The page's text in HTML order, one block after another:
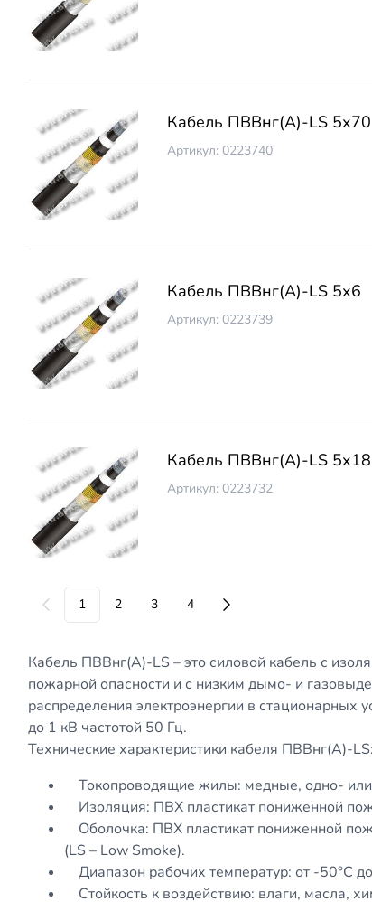
Кабель ПВВнг(А)-LS 5х70
Артикул: 0223740
Кабель ПВВнг(А)-LS 5х6
Артикул: 0223739
Кабель ПВВнг(А)-LS
Артикул: 0223732
1 2 3 4
Кабель ПВВнг(A)-LS – это силовой кабель с
пожарной опасности и с низким дымо- и
распределения электроэнергии в
до 1 кВ частотой 50 Гц.
Технические характеристики кабеля ПВВнг(A)-LS:
Токопроводящие жилы: медные, одно-
Изоляция: ПВХ пластикат пониженной
Оболочка: ПВХ пластикат пониженной
(LS – Low Smoke).
Диапазон рабочих температур: от -50°С
Стойкость к воздействию: влаги, масла,